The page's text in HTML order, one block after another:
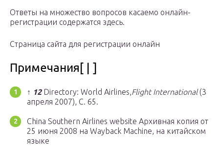
Ответы на множество вопросов касаемо онлайн-
регистрации содержатся здесь.
Страница сайта для регистрации онлайн
Примечания[ | ]
↑ 12Directory: World Airlines,Flight International(3
апреля 2007), С. 65.
China Southern Airlines website Архивная копия от
25 июня 2008 на Wayback Machine, на китайском
языке